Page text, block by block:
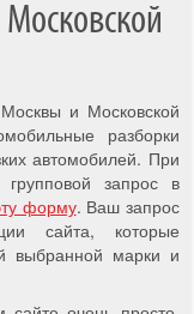
и Московской
разборки
автомобилей. При
запрос в
форму. Ваш запрос
сайта, которые
выбранной марки и